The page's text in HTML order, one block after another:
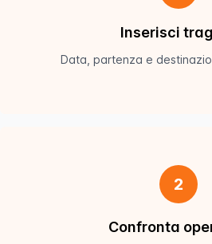
Inserisci
Data, partenza e
2
Confronta